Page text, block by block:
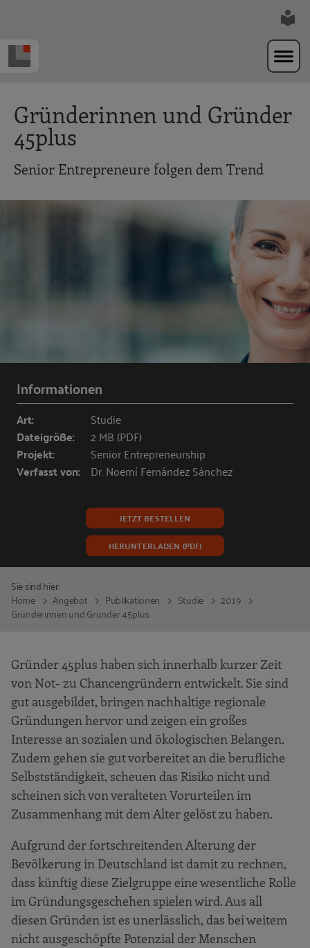
Gründerinnen und Gründer
45plus
Senior Entrepreneure folgen dem Trend
Informationen
Art: Studie
Dateigröße: 2 MB (PDF)
Projekt: Senior Entrepreneurship
Verfasst von: Dr. Noemí Fernández Sánchez
JETZT BESTELLEN
HERUNTERLADEN (PDF)
Sie sind hier:
Home
Angebot Publikationen Studie
2019
Gründerinnen und Gründer 45plus
Gründer 45plus haben sich innerhalb kurzer Zeit
von Not- zu Chancengründern entwickelt. Sie sind
gut ausgebildet, bringen nachhaltige regionale
Gründungen hervor und zeigen ein großes
Interesse an sozialen und ökologischen Belangen.
Zudem gehen sie gut vorbereitet an die berufliche
Selbstständigkeit, scheuen das Risiko nicht und
scheinen sich von veralteten Vorurteilen im
Zusammenhang mit dem Alter gelöst zu haben.
Aufgrund der fortschreitenden Alterung der
Bevölkerung in Deutschland ist damit zu rechnen,
dass künftig diese Zielgruppe eine wesentliche Rolle
im Gründungsgeschehen spielen wird. Aus all
diesen Gründen ist es unerlässlich, das bei weitem
nicht ausgeschöpfte Potenzial der Menschen